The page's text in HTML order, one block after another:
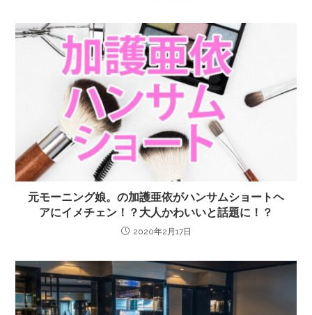
元モーニング娘。の加護亜依がハンサムショートヘ
アにイメチェン！？大人かわいいと話題に！？
2020年2月17日